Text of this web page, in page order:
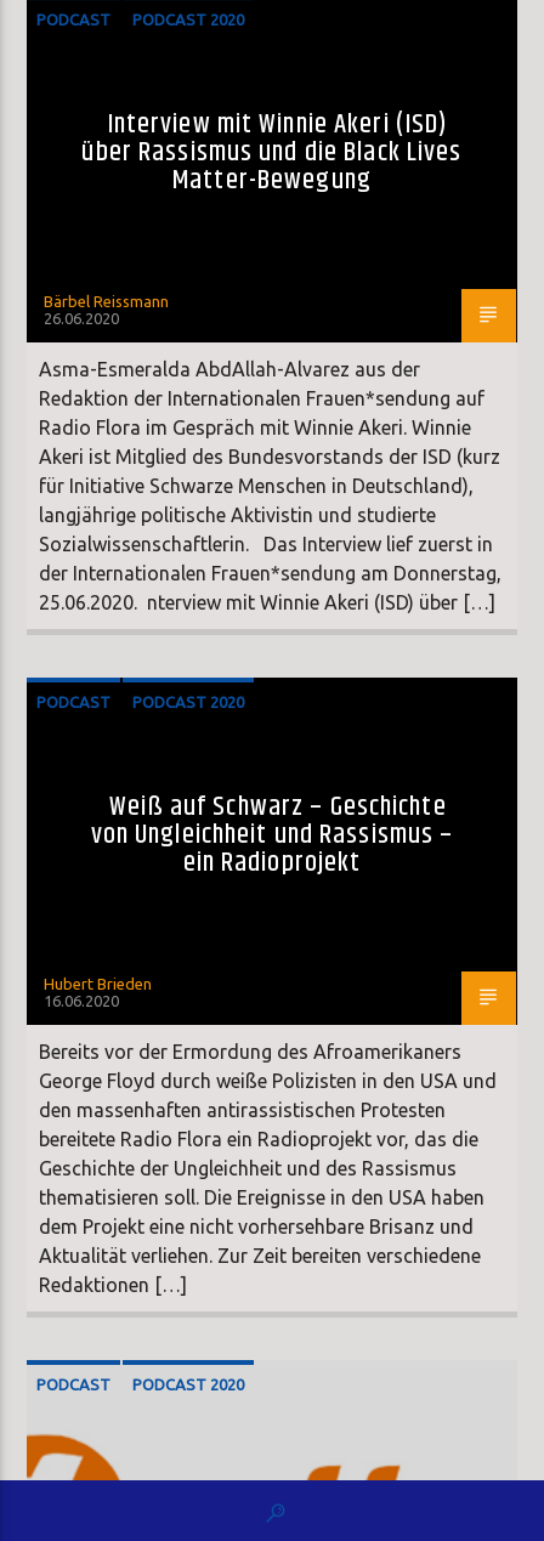
PODCAST PODCAST 2020
Interview mit Winnie Akeri (ISD)
über Rassismus und die Black Lives
Matter-Bewegung
Bärbel Reissmann
26.06.2020
Asma-Esmeralda AbdAllah-Alvarez aus der
Redaktion der Internationalen Frauen*sendung auf
Radio Flora im Gespräch mit Winnie Akeri. Winnie
Akeri ist Mitglied des Bundesvorstands der ISD (kurz
für Initiative Schwarze Menschen in Deutschland),
langjährige politische Aktivistin und studierte
Sozialwissenschaftlerin. Das Interview lief zuerst in
der Internationalen Frauen*sendung am Donnerstag,
25.06.2020. nterview mit Winnie Akeri (ISD) über […]
PODCAST PODCAST 2020
Weiß auf Schwarz – Geschichte
von Ungleichheit und Rassismus –
ein Radioprojekt
Hubert Brieden
16.06.2020
Bereits vor der Ermordung des Afroamerikaners
George Floyd durch weiße Polizisten in den USA und
den massenhaften antirassistischen Protesten
bereitete Radio Flora ein Radioprojekt vor, das die
Geschichte der Ungleichheit und des Rassismus
thematisieren soll. Die Ereignisse in den USA haben
dem Projekt eine nicht vorhersehbare Brisanz und
Aktualität verliehen. Zur Zeit bereiten verschiedene
Redaktionen […]
PODCAST PODCAST 2020
Ist die AfD eine bürgerliche
Partei?